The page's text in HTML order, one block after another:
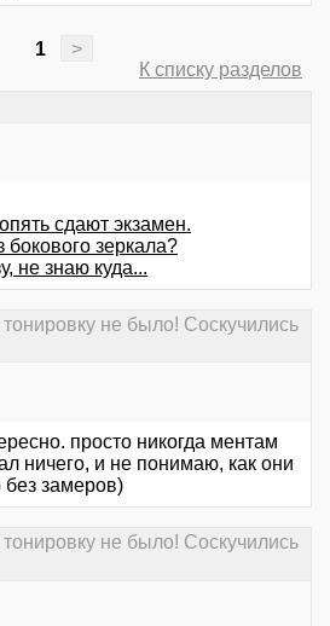
1
>
К списку разделов
сдают экзамен.
зеркала?
не знаю куда...
не было! Соскучились
просто никогда ментам
ничего, и не понимаю, как они
без замеров)
не было! Соскучились